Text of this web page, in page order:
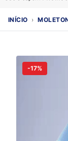
INÍCIO ›
-17%